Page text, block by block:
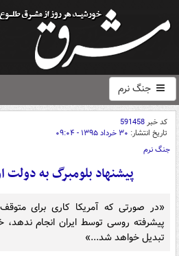
جنگ نرم
کد خبر591458
تاریخ انتشار: ۳۰ خرداد ۱۳۹۵ - ۰۹:۰۴
جنگ نرم
پیشنهاد بلومبرگ به دولت
«در صورتی که آمریکا کاری برای
پیشرفته روسی توسط ایران انجام ندهد،
تبدیل خواهد شد...»